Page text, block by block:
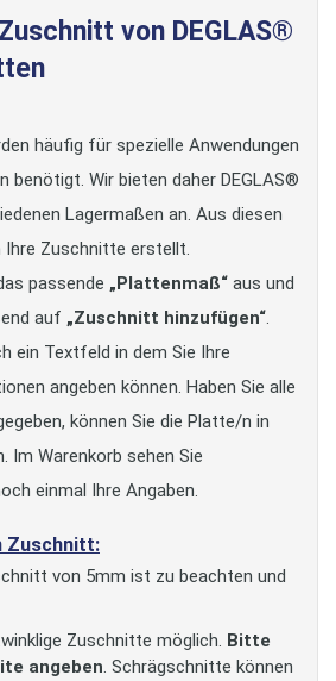
von DEGLAS®
häufig für spezielle Anwendungen
benötigt. Wir bieten daher DEGLAS®
Lagermaßen an. Aus diesen
Ihre Zuschnitte erstellt.
passende „Plattenmaß“ aus und
auf „Zuschnitt hinzufügen“.
ein Textfeld in dem Sie Ihre
angeben können. Haben Sie alle
können Sie die Platte/n in
Im Warenkorb sehen Sie
einmal Ihre Angaben.
Zuschnitt:
von 5mm ist zu beachten und
Zuschnitte möglich. Bitte
angeben. Schrägschnitte können